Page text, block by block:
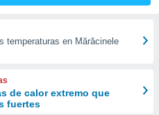
temperaturas en Mărăcinele
de calor extremo que
fuertes